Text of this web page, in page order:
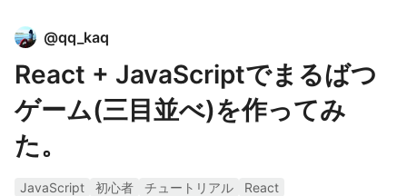
@qq_kaq
React + JavaScriptでまるばつ
ゲーム(三目並べ)を作ってみ
た。
JavaScript 初心者 チュートリアル
React